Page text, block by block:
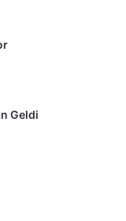
Geldi